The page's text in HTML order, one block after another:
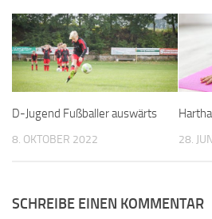
D-Jugend Fußballer auswärts
8. OKTOBER 2022 28.
SCHREIBE EINEN KOMMENTAR